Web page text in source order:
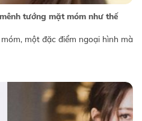
tướng mặt móm như thế
một đặc điểm ngoại hình mà